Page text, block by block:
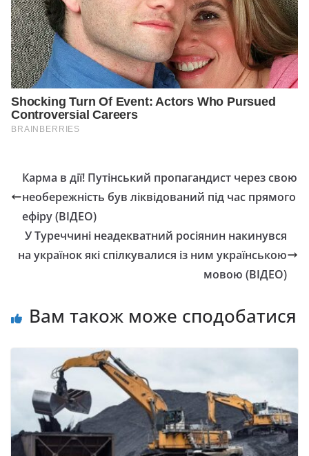
Карма в дії! Путінський пропагандист через свою
необережність був ліквідований під час прямого
ефіру (ВІДЕО)
У Туреччині неадекватний росіянин накинувся
на українок які спілкувалися із ним українською
мовою (ВІДЕО)
Вам також може сподобатися